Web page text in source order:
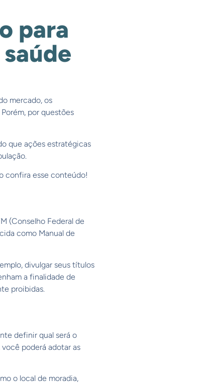
para
mercado, os
por questões
que ações estratégicas
confira esse conteúdo!
(Conselho Federal de
como Manual de
divulgar seus títulos
a finalidade de
proibidas.
definir qual será o
poderá adotar as
o local de moradia,